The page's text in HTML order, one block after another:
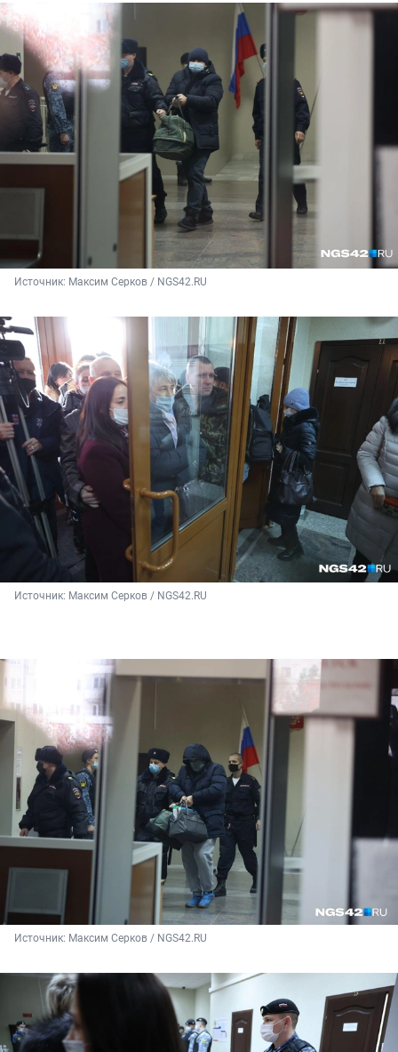
Источник: Максим Серков / NGS42.RU
Источник: Максим Серков / NGS42.RU
Источник: Максим Серков / NGS42.RU